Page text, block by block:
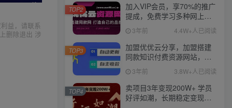
益，请联系
删除退出 涉
加入VIP会员，享70%的推广
提成，免费学习多种网上创
业课程，菜鸟秒变大神！
3年前 4.4W+人已阅读
TOP2
加盟优优云分享，加盟搭建
同款知识付费资源网站，实
现长期稳定被动收入~
3年前 3.8W+人已阅读
TOP3
卖项目3年变现200W+ 学员
好评如潮，长期稳定变现，
TOP4